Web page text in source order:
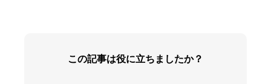
この記事は役に立ちましたか？